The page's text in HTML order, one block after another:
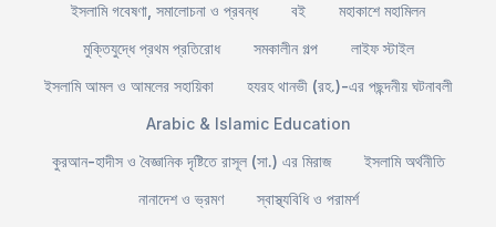
ইসলামি গবেষণা, সমালোচনা ও প্রবন্ধ
বই
মহাকাশে মহামিলন
মুক্তিযুদ্ধে প্রথম প্রতিরোধ
সমকালীন গল্প
লাইফ স্টাইল
ইসলামি আমল ও আমলের সহায়িকা
হযরহ থানভী (রহ.)-এর পছন্দনীয় ঘটনাবলী
Arabic & Islamic Education
কুরআন-হাদীস ও বৈজ্ঞানিক দৃষ্টিতে রাসূল (সা.) এর মিরাজ
ইসলামি অর্থনীতি
নানাদেশ ও ভ্রমণ
স্বাস্থ্যবিধি ও পরামর্শ